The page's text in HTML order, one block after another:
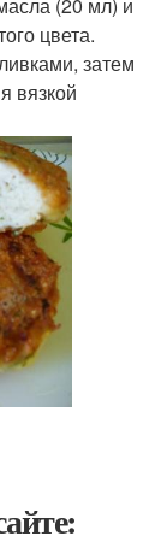
(20 мл) и
цвета.
затем
вязкой